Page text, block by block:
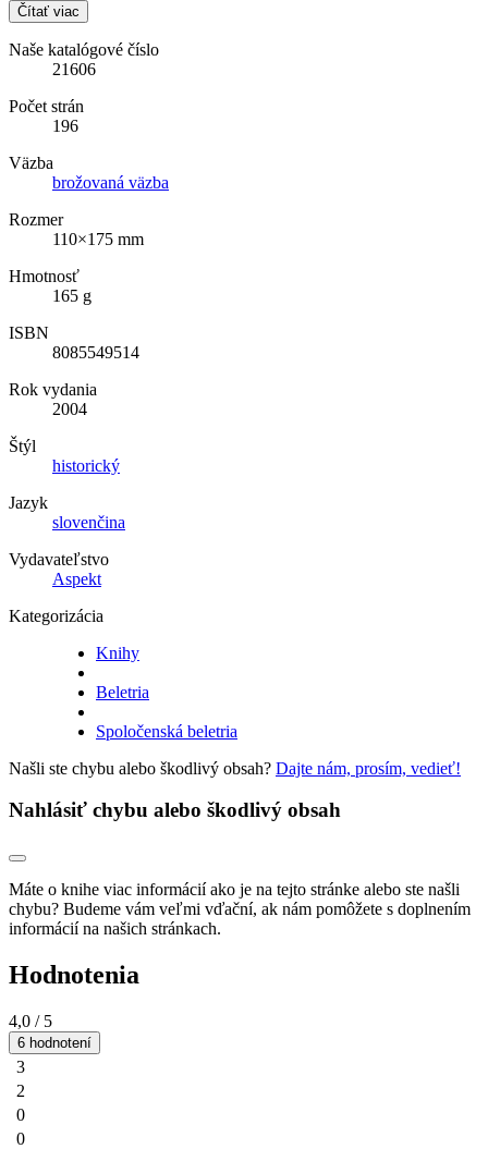
Čítať viac
Naše katalógové číslo
21606
Počet strán
196
Väzba
brožovaná väzba
Rozmer
110×175 mm
Hmotnosť
165 g
ISBN
8085549514
Rok vydania
2004
Štýl
historický
Jazyk
slovenčina
Vydavateľstvo
Aspekt
Kategorizácia
Knihy
Beletria
Spoločenská beletria
Našli ste chybu alebo škodlivý obsah? Dajte nám, prosím, vedieť!
Nahlásiť chybu alebo škodlivý obsah
Máte o knihe viac informácií ako je na tejto stránke alebo ste našli
chybu? Budeme vám veľmi vďační, ak nám pomôžete s doplnením
informácií na našich stránkach.
Hodnotenia
4,0 / 5
6 hodnotení
3
2
0
0